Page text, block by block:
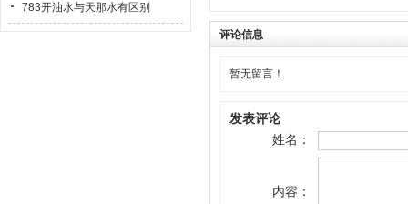
783开油水与天那水有区别
评论信息
暂无留言！
发表评论
姓名：
内容：